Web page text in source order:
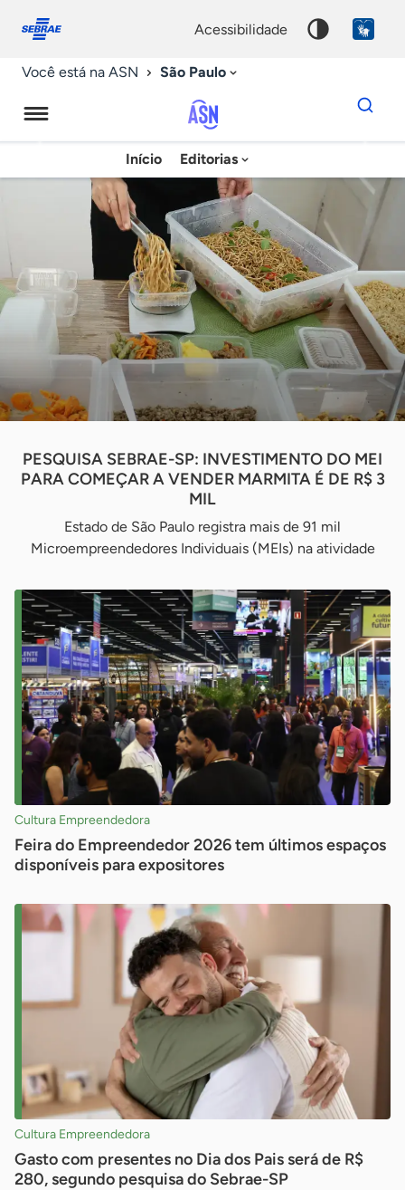
conosco
acessibilidade
Você está na ASN São Paulo
Agência
Sebrae
de
Notícias
Início Editorias
Dados
para
chave
PESQUISA SEBRAE-SP: INVESTIMENTO DO MEI
PARA COMEÇAR A VENDER MARMITA É DE R$ 3
MIL
Estado de São Paulo registra mais de 91 mil
Microempreendedores Individuais (MEIs) na atividade
Cultura Empreendedora
Feira do Empreendedor 2026 tem últimos espaços
disponíveis para expositores
Cultura Empreendedora
Gasto com presentes no Dia dos Pais será de R$
280, segundo pesquisa do Sebrae-SP